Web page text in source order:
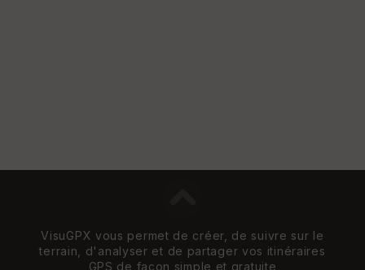
VisuGPX vous permet de créer, de suivre sur le
terrain, d'analyser et de partager vos itinéraires
GPS de façon simple et gratuite